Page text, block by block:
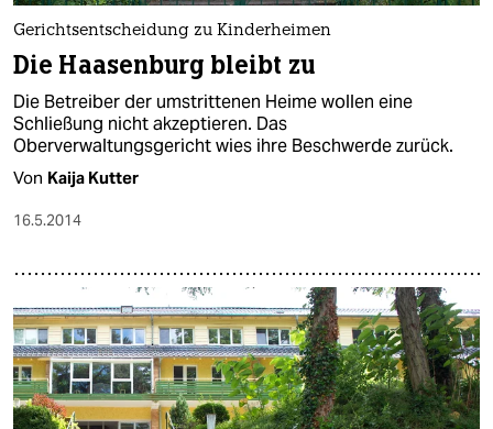
Gerichtsentscheidung zu Kinderheimen
Die Haasenburg bleibt zu
Die Betreiber der umstrittenen Heime wollen eine
Schließung nicht akzeptieren. Das
Oberverwaltungsgericht wies ihre Beschwerde zurück.
Von Kaija Kutter
16.5.2014